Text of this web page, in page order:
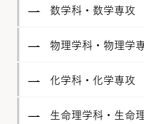
数学科・数学専攻
物理学科・物理学
化学科・化学専攻
生命理学科・生命